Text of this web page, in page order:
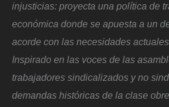
injusticias: proyecta una política de
económica donde se apuesta a un
acorde con las necesidades
Inspirado en las voces de las
trabajadores sindicalizados y no
demandas históricas de la clase